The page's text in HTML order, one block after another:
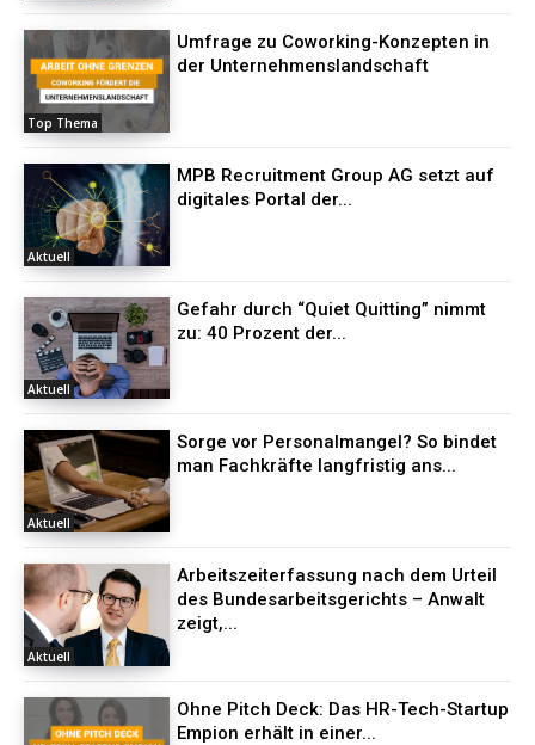
Top Thema
Umfrage zu Coworking-Konzepten in
der Unternehmenslandschaft
Aktuell
MPB Recruitment Group AG setzt auf
digitales Portal der...
Aktuell
Gefahr durch “Quiet Quitting” nimmt
zu: 40 Prozent der...
Aktuell
Sorge vor Personalmangel? So bindet
man Fachkräfte langfristig ans...
Aktuell
Arbeitszeiterfassung nach dem Urteil
des Bundesarbeitsgerichts – Anwalt
zeigt,...
Ohne Pitch Deck: Das HR-Tech-Startup
Empion erhält in einer...